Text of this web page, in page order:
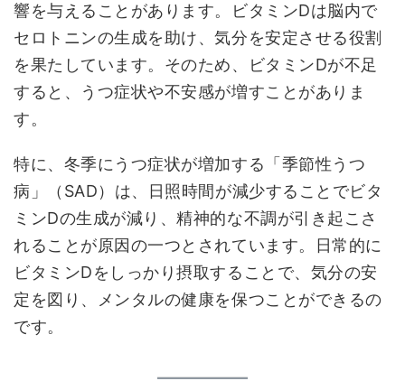
響を与えることがあります。ビタミンDは脳内で
セロトニンの生成を助け、気分を安定させる役割
を果たしています。そのため、ビタミンDが不足
すると、うつ症状や不安感が増すことがありま
す。
特に、冬季にうつ症状が増加する「季節性うつ
病」（SAD）は、日照時間が減少することでビタ
ミンDの生成が減り、精神的な不調が引き起こさ
れることが原因の一つとされています。日常的に
ビタミンDをしっかり摂取することで、気分の安
定を図り、メンタルの健康を保つことができるの
です。